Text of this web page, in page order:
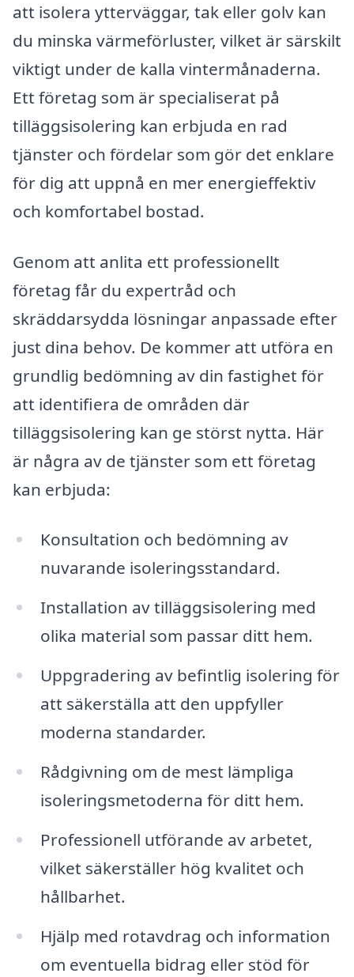
att isolera ytterväggar, tak eller golv kan
du minska värmeförluster, vilket är särskilt
viktigt under de kalla vintermånaderna.
Ett företag som är specialiserat på
tilläggsisolering kan erbjuda en rad
tjänster och fördelar som gör det enklare
för dig att uppnå en mer energieffektiv
och komfortabel bostad.
Genom att anlita ett professionellt
företag får du expertråd och
skräddarsydda lösningar anpassade efter
just dina behov. De kommer att utföra en
grundlig bedömning av din fastighet för
att identifiera de områden där
tilläggsisolering kan ge störst nytta. Här
är några av de tjänster som ett företag
kan erbjuda:
Konsultation och bedömning av
nuvarande isoleringsstandard.
Installation av tilläggsisolering med
olika material som passar ditt hem.
Uppgradering av befintlig isolering för
att säkerställa att den uppfyller
moderna standarder.
Rådgivning om de mest lämpliga
isoleringsmetoderna för ditt hem.
Professionell utförande av arbetet,
vilket säkerställer hög kvalitet och
hållbarhet.
Hjälp med rotavdrag och information
om eventuella bidrag eller stöd för